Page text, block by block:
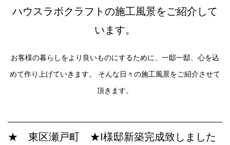
ハウスラボクラフトの施工風景をご紹介して
います。
お客様の暮らしをより良いものにするために、一邸一邸、心を込
めて作り上げていきます。
そんな日々の施工風景をご紹介させて
頂きます。
★ 東区瀬戸町 ★I様邸新築完成致しました